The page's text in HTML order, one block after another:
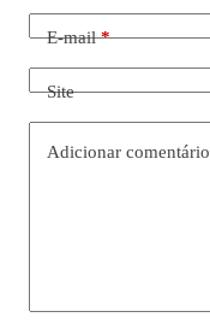
E-mail*
Site
Adicionar comentário